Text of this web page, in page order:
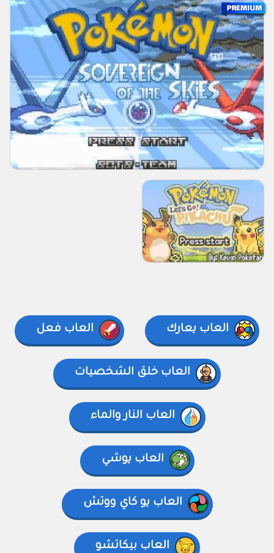
العاب يعارك العاب فعل
العاب خلق الشخصيات
العاب النار والماء
العاب يوشي
العاب يو كاي ووتش
العاب بيكاتشو